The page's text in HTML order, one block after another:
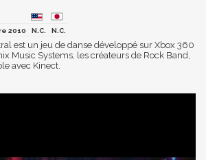
2010 N.C. N.C.
est un jeu de danse développé sur Xbox 360
Music Systems, les créateurs de Rock Band,
avec Kinect.